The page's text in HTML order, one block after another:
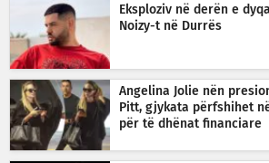
Eksploziv në derën e
Noizy-t në Durrës
Angelina Jolie nën
Pitt, gjykata përfshihet
për të dhënat financiare